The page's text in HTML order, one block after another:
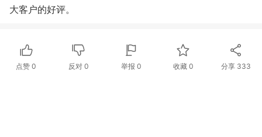
大客户的好评。
点赞0 反对 0 举报 0 收藏 0 分享 333